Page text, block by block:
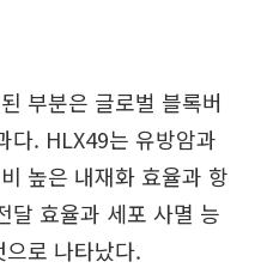
부분은 글로벌 블록버
다. HLX49는 유방암과
높은 내재화 효율과 항
달 효율과 세포 사멸 능
로 나타났다.